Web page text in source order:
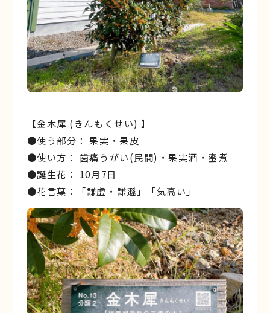
【金木犀 (きんもくせい) 】
●使う部分： 果実・果皮
●使い方： 歯痛うがい(民間)・果実酒・蜜煮
●誕生花： 10月7日
●花言葉：「謙虚・謙遜」「気高い」